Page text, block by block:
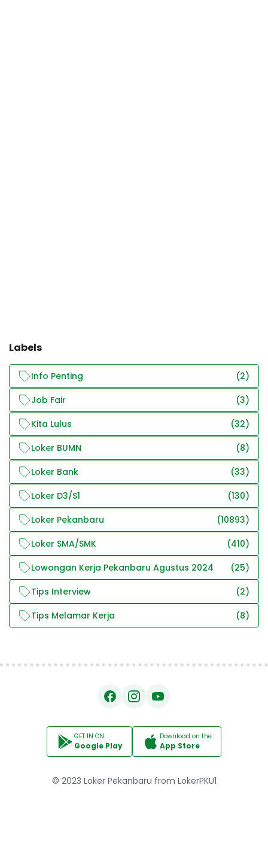
Labels
Info Penting
(2)
Job Fair
(3)
Kita Lulus
(32)
Loker BUMN
(8)
Loker Bank
(33)
Loker D3/S1
(130)
Loker Pekanbaru
(10893)
Loker SMA/SMK
(410)
Lowongan Kerja Pekanbaru Agustus 2024
(25)
Tips Interview
(2)
Tips Melamar Kerja
(8)
GET IN ON
Google Play
Download on the
App Store
© 2023 Loker Pekanbaru from LokerPKU1